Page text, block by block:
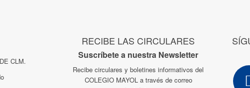
CLM.
RECIBE LAS CIRCULARES
Suscríbete a nuestra Newsletter
Recibe circulares y boletines informativos del
COLEGIO MAYOL a través de correo